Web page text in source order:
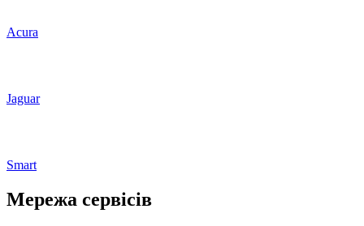
Acura
Jaguar
Smart
Мережа сервісів